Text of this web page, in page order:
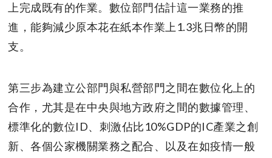
上完成既有的作業。數位部門估計這一業務的推
進，能夠減少原本花在紙本作業上1.3兆日幣的開
支。
第三步為建立公部門與私營部門之間在數位化上的
合作，尤其是在中央與地方政府之間的數據管理、
標準化的數位ID、刺激佔比10%GDP的IC產業之創
新、各個公家機關業務之配合、以及在如疫情一般